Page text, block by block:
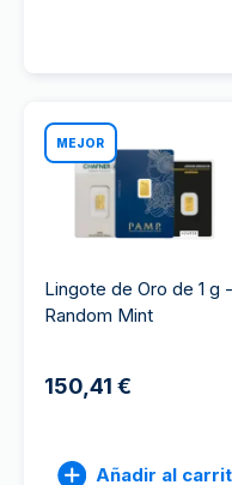
MEJOR
Lingote de Oro de 1 g -
Random Mint
150,41 €
Añadir al